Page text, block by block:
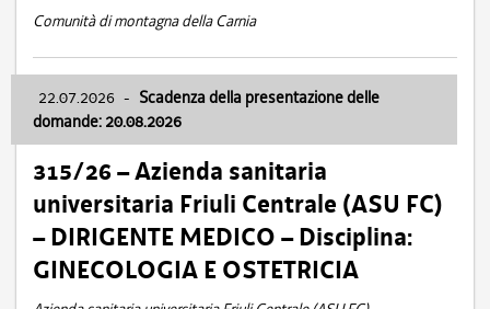
Comunità di montagna della Carnia
22.07.2026 - Scadenza della presentazione delle
domande: 20.08.2026
315/26 – Azienda sanitaria
universitaria Friuli Centrale (ASU FC)
– DIRIGENTE MEDICO – Disciplina:
GINECOLOGIA E OSTETRICIA